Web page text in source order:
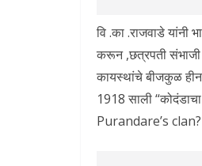
वि .का .राजवाडे यांनी
करून ,छत्रपती संभाजी
कायस्थांचे बीजकुळ हीन
1918 साली
Purandare’s clan?